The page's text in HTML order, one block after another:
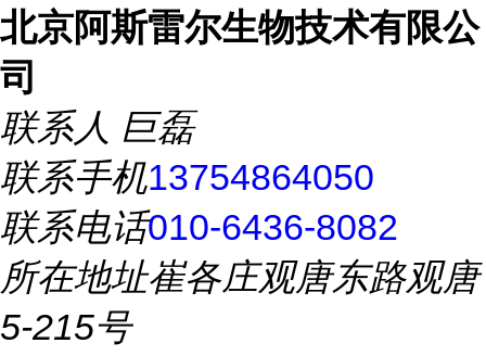
北京阿斯雷尔生物技术有限公
司
联系人 巨磊
联系手机13754864050
联系电话010-6436-8082
所在地址崔各庄观唐东路观唐
5-215号